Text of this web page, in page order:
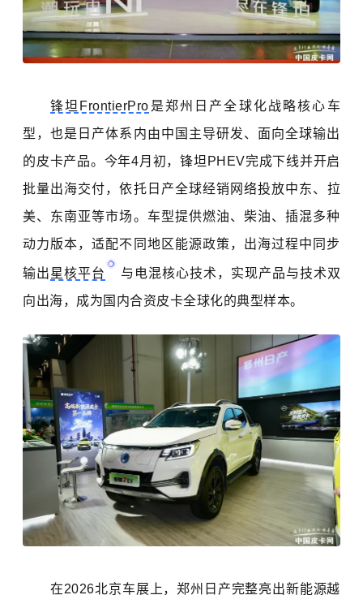
锋坦FrontierPro 是郑州日产全球化战略核心车
型，也是日产体系内由中国主导研发、面向全球输出
的皮卡产品。今年4月初，锋坦PHEV完成下线并开启
批量出海交付，依托日产全球经销网络投放中东、拉
美、东南亚等市场。车型提供燃油、柴油、插混多种
动力版本，适配不同地区能源政策，出海过程中同步
输出星核平台
与电混核心技术，实现产品与技术双
向出海，成为国内合资皮卡全球化的典型样本。
在2026北京车展上，郑州日产完整亮出新能源越